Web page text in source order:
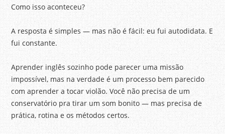
Como isso aconteceu?
A resposta é simples — mas não é fácil: eu fui autodidata. E
fui constante.
Aprender inglês sozinho pode parecer uma missão
impossível, mas na verdade é um processo bem parecido
com aprender a tocar violão. Você não precisa de um
conservatório pra tirar um som bonito — mas precisa de
prática, rotina e os métodos certos.